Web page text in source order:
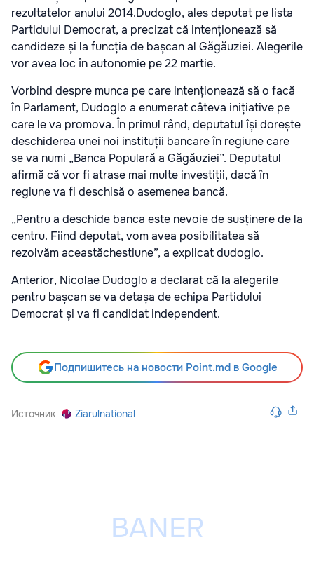
rezultatelor anului 2014.Dudoglo, ales deputat pe lista
Partidului Democrat, a precizat că intenționează să
candideze și la funcția de bașcanal Găgăuziei. Alegerile
vor avea loc în autonomie pe 22 martie.
Vorbind despre munca pe care intenționează să o facă
în Parlament, Dudoglo a enumerat câteva inițiative pe
care le va promova. În primul rând, deputatul își dorește
deschiderea unei noi instituții bancare în regiune care
se va numi „Banca Populară a Găgăuziei”. Deputatul
afirmă că vor fi atrase mai multe investiții, dacă în
regiune va fi deschisă o asemenea bancă.
„Pentru a deschide banca este nevoie de susținere de la
centru. Fiind deputat, vom avea posibilitatea să
rezolvăm aceastăchestiune”, a explicat dudoglo.
Anterior, Nicolae Dudoglo a declarat că la alegerile
pentru bașcan se va detașa de echipa Partidului
Democrat și va fi candidat independent.
Подпишитесь на новости Point.md в Google
Источник Ziarulnational